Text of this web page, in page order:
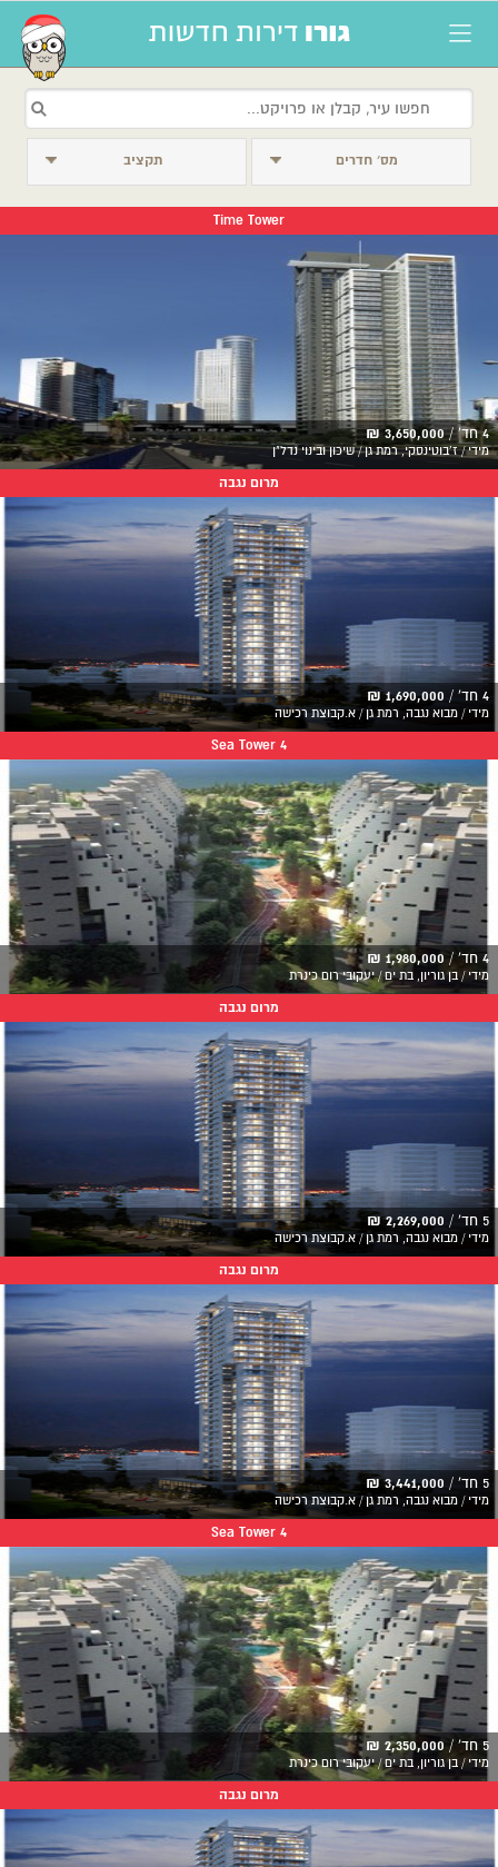
מס׳ חדרים תקציב
Time Tower
4 חד' / 3,650,000 ₪
מידי / ז'בוטינסקי, רמת גן / שיכון ובינוי נדל"ן
מרום נגבה
4 חד' / 1,690,000 ₪
מידי / מבוא נגבה, רמת גן / א.קבוצת רכישה
Sea Tower 4
4 חד' / 1,980,000 ₪
מידי / בן גוריון, בת ים / יעקובי רום כינרת
מרום נגבה
5 חד' / 2,269,000 ₪
מידי / מבוא נגבה, רמת גן / א.קבוצת רכישה
מרום נגבה
5 חד' / 3,441,000 ₪
מידי / מבוא נגבה, רמת גן / א.קבוצת רכישה
Sea Tower 4
5 חד' / 2,350,000 ₪
מידי / בן גוריון, בת ים / יעקובי רום כינרת
מרום נגבה